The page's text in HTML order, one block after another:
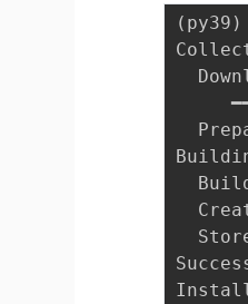
( py39 )